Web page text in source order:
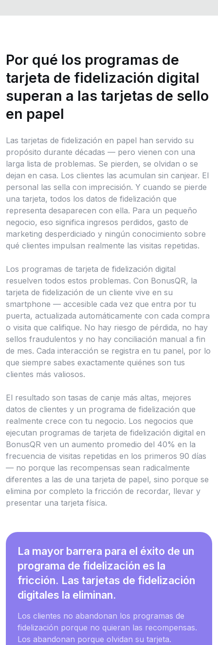
Por qué los programas de
tarjeta de fidelización digital
superan a las tarjetas de sello
en papel
Las tarjetas de fidelización en papel han servido su
propósito durante décadas — pero vienen con una
larga lista de problemas. Se pierden, se olvidan o se
dejan en casa. Los clientes las acumulan sin canjear. El
personal las sella con imprecisión. Y cuando se pierde
una tarjeta, todos los datos de fidelización que
representa desaparecen con ella. Para un pequeño
negocio, eso significa ingresos perdidos, gasto de
marketing desperdiciado y ningún conocimiento sobre
qué clientes impulsan realmente las visitas repetidas.
Los programas de tarjeta de fidelización digital
resuelven todos estos problemas. Con BonusQR, la
tarjeta de fidelización de un cliente vive en su
smartphone — accesible cada vez que entra por tu
puerta, actualizada automáticamente con cada compra
o visita que califique. No hay riesgo de pérdida, no hay
sellos fraudulentos y no hay conciliación manual a fin
de mes. Cada interacción se registra en tu panel, por lo
que siempre sabes exactamente quiénes son tus
clientes más valiosos.
El resultado son tasas de canje más altas, mejores
datos de clientes y un programa de fidelización que
realmente crece con tu negocio. Los negocios que
ejecutan programas de tarjeta de fidelización digital en
BonusQR ven un aumento promedio del 40% en la
frecuencia de visitas repetidas en los primeros 90 días
— no porque las recompensas sean radicalmente
diferentes a las de una tarjeta de papel, sino porque se
elimina por completo la fricción de recordar, llevar y
presentar una tarjeta física.
La mayor barrera para el éxito de un
programa de fidelización es la
fricción. Las tarjetas de fidelización
digitales la eliminan.
Los clientes no abandonan los programas de
fidelización porque no quieran las recompensas.
Los abandonan porque olvidan su tarjeta.